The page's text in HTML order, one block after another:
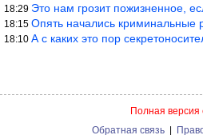
18:29 Это нам грозит пожизненное, если
18:15 Опять начались криминальные
18:10 А с каких это пор секретоносителям
Полная версия
Обратная связь |